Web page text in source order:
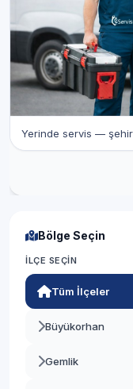
Yerinde servis — şehir
Bölge Seçin
İLÇE SEÇIN
Tüm İlçeler
Büyükorhan
Gemlik